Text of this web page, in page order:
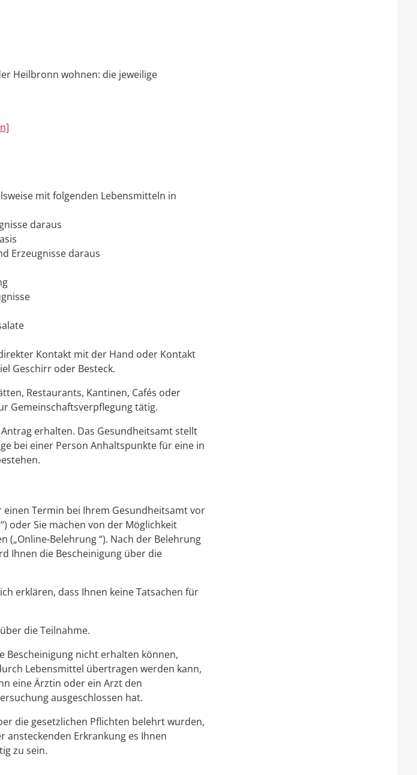
Heilbronn wohnen: die jeweilige
mit folgenden Lebensmitteln in
daraus
Erzeugnisse daraus
Kontakt mit der Hand oder Kontakt
Geschirr oder Besteck.
Restaurants, Kantinen, Cafés oder
Gemeinschaftsverpflegung tätig.
erhalten. Das Gesundheitsamt stellt
bei einer Person Anhaltspunkte für eine in
einen Termin bei Ihrem Gesundheitsamt vor
oder Sie machen von der Möglichkeit
(„Online-Belehrung “). Nach der Belehrung
Ihnen die Bescheinigung über die
erklären, dass Ihnen keine Tatsachen für
die Teilnahme.
Bescheinigung nicht erhalten können,
Lebensmittel übertragen werden kann,
eine Ärztin oder ein Arzt den
ausgeschlossen hat.
die gesetzlichen Pflichten belehrt wurden,
ansteckenden Erkrankung es Ihnen
zu sein.